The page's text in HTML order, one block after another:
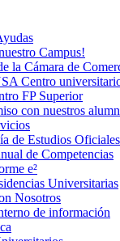
Campus!
la Cámara de
Centro
FP Superior
con nuestros
de Estudios
de Competencias
e²
Universitarias
Nosotros
de información